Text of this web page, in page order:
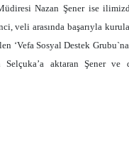
Nazan Şener ise
veli arasında başarıyla
‘Vefa Sosyal Destek
Selçuka’a aktaran Şener